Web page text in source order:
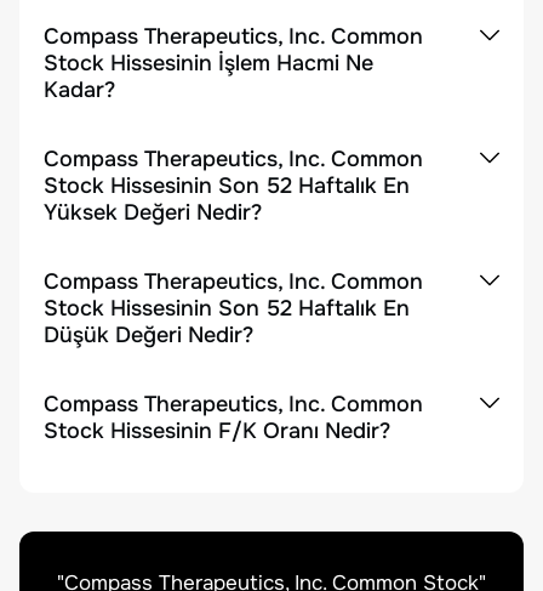
Compass Therapeutics, Inc. Common
Stock Hissesinin İşlem Hacmi Ne
Kadar?
Compass Therapeutics, Inc. Common
Stock Hissesinin Son 52 Haftalık En
Yüksek Değeri Nedir?
Compass Therapeutics, Inc. Common
Stock Hissesinin Son 52 Haftalık En
Düşük Değeri Nedir?
Compass Therapeutics, Inc. Common
Stock Hissesinin F/K Oranı Nedir?
"Compass Therapeutics, Inc. Common Stock"